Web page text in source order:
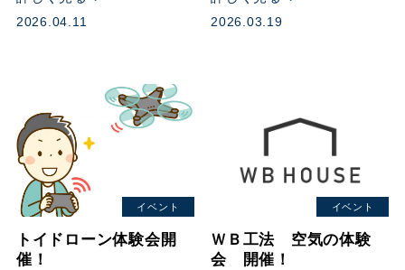
2026.04.11 2026.03.19
イベント
トイドローン体験会開
催！
イベント
ＷＢ工法 空気の体験
会 開催！